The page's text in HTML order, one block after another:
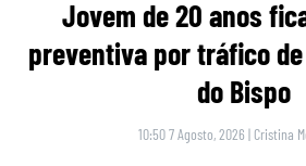
Jovem de 20 anos
preventiva por tráfico
do Bispo
10:50 7 Agosto, 2026 | Cristina